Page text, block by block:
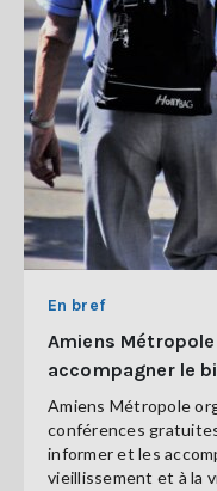
En bref
Amiens
accompagner le
Amiens Métropole
conférences
informer et les
vieillissement et à la